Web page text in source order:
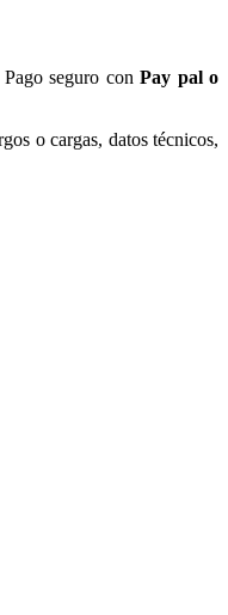
Pago seguro conPay pal o
o cargas, datos técnicos,